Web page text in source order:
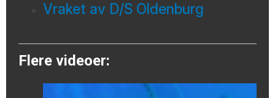
Vraket av D/S Oldenburg
Flere videoer: